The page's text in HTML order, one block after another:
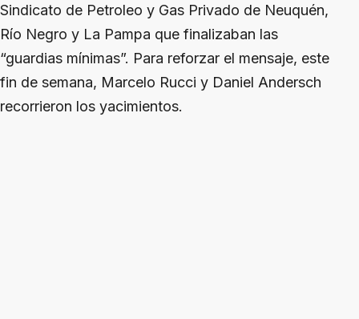
Sindicato de Petroleo y Gas Privado de Neuquén,
Río Negro y La Pampa que finalizaban las
“guardias mínimas”. Para reforzar el mensaje, este
fin de semana, Marcelo Rucci y Daniel Andersch
recorrieron los yacimientos.